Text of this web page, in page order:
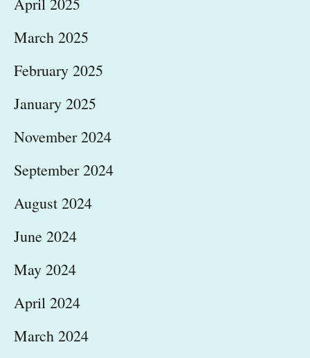
March 2025
February 2025
January 2025
November 2024
September 2024
August 2024
June 2024
May 2024
April 2024
March 2024